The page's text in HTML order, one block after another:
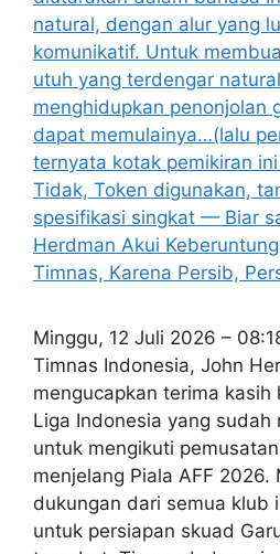
Minggu, 12 Juli 2026 –
Timnas Indonesia, John
mengucapkan terima
Liga Indonesia yang sudah
untuk mengikuti
menjelang Piala AFF 2026.
dukungan dari semua klub
untuk persiapan skuad